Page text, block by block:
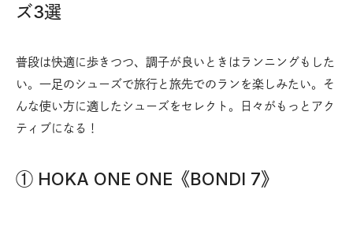
ズ3選
普段は快適に歩きつつ、調子が良いときはランニングもした
い。一足のシューズで旅行と旅先でのランを楽しみたい。そ
んな使い方に適したシューズをセレクト。日々がもっとアク
ティブになる！
① HOKA ONE ONE《BONDI 7》